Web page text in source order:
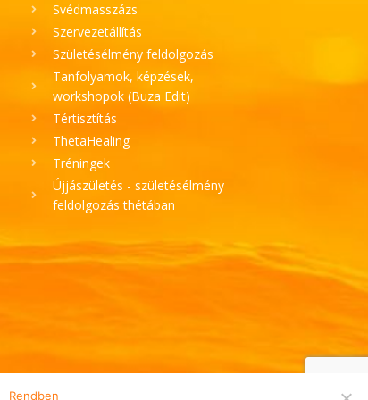
Svédmasszázs
Szervezetállítás
Születésélmény feldolgozás
Tanfolyamok, képzések,
workshopok (Buza Edit)
Tértisztítás
ThetaHealing
Tréningek
Újjászületés - születésélmény
feldolgozás thétában
Rendben